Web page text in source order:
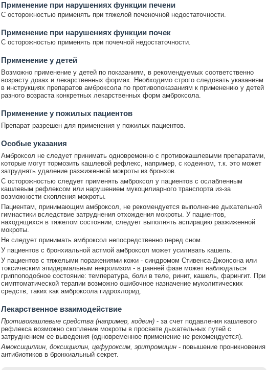
Применение при нарушениях функции печени
С осторожностью применять при тяжелой печеночной недостаточности.
Применение при нарушениях функции почек
С осторожностью применять при почечной недостаточности.
Применение у детей
Возможно применение у детей по показаниям, в рекомендуемых соответственно
возрасту дозах и лекарственных формах. Необходимо строго следовать указаниям
в инструкциях препаратов амброксола по противопоказаниям к применению у детей
разного возраста конкретных лекарственных форм амброксола.
Применение у пожилых пациентов
Препарат разрешен для применения у пожилых пациентов.
Особые указания
Амброксол не следует принимать одновременно с противокашлевыми препаратами,
которые могут тормозить кашлевой рефлекс, например, с кодеином, т.к. это может
затруднять удаление разжиженной мокроты из бронхов.
С осторожностью следует применять амброксол у пациентов с ослабленным
кашлевым рефлексом или нарушением мукоцилиарного транспорта из-за
возможности скопления мокроты.
Пациентам, принимающим амброксол, не рекомендуется выполнение дыхательной
гимнастики вследствие затруднения отхождения мокроты. У пациентов,
находящихся в тяжелом состоянии, следует выполнять аспирацию разжиженной
мокроты.
Не следует принимать амброксол непосредственно перед сном.
У пациентов с бронхиальной астмой амброксол может усиливать кашель.
У пациентов с тяжелыми поражениями кожи - синдромом Стивенса-Джонсона или
токсическим эпидермальным некролизом - в ранней фазе может наблюдаться
гриппоподобное состояние: температура, боли в теле, ринит, кашель, фарингит. При
симптоматической терапии возможно ошибочное назначение муколитических
средств, таких как амброксола гидрохлорид.
Лекарственное взаимодействие
Противокашлевые средства (например, кодеин)- за счет подавления кашлевого
рефлекса возможно скопление мокроты в просвете дыхательных путей с
затруднением ее выведения (одновременное применение не рекомендуется).
Амоксициллин, доксициклин, цефуроксим, эритромицин- повышение проникновения
антибиотиков в бронхиальный секрет.